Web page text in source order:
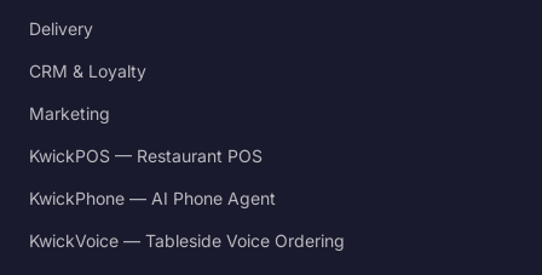
Delivery
CRM & Loyalty
Marketing
KwickPOS — Restaurant POS
KwickPhone — AI Phone Agent
KwickVoice — Tableside Voice Ordering